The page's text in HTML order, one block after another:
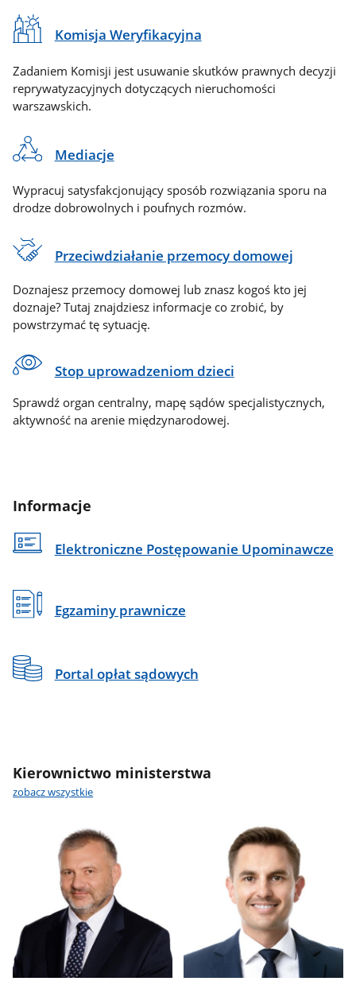
Komisja Weryfikacyjna
Zadaniem Komisji jest usuwanie skutków prawnych decyzji
reprywatyzacyjnych dotyczących nieruchomości
warszawskich.
Mediacje
Wypracuj satysfakcjonujący sposób rozwiązania sporu na
drodze dobrowolnych i poufnych rozmów.
Przeciwdziałanie przemocy domowej
Doznajesz przemocy domowej lub znasz kogoś kto jej
doznaje? Tutaj znajdziesz informacje co zrobić, by
powstrzymać tę sytuację.
Stop uprowadzeniom dzieci
Sprawdź organ centralny, mapę sądów specjalistycznych,
aktywność na arenie międzynarodowej.
Informacje
Elektroniczne Postępowanie Upominawcze
Egzaminy prawnicze
Portal opłat sądowych
Kierownictwo ministerstwa
zobacz wszystkie